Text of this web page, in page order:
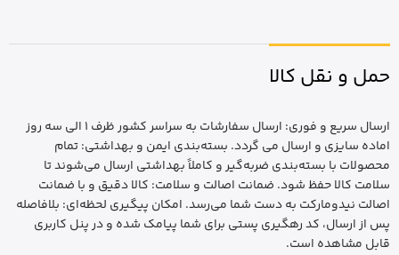
حمل و نقل کالا
ارسال سریع و فوری: ارسال سفارشات به سراسر کشور ظرف 1 الی سه روز
اماده سایزی و ارسال می گردد. بسته‌بندی ایمن و بهداشتی: تمام
محصولات با بسته‌بندی ضربه‌گیر و کاملاً بهداشتی ارسال می‌شوند تا
سلامت کالا حفظ شود. ضمانت اصالت و سلامت: کالا دقیق و با ضمانت
اصالت نیدومارکت به دست شما می‌رسد. امکان پیگیری لحظه‌ای: بلافاصله
پس از ارسال، کد رهگیری پستی برای شما پیامک شده و در پنل کاربری
قابل مشاهده است.